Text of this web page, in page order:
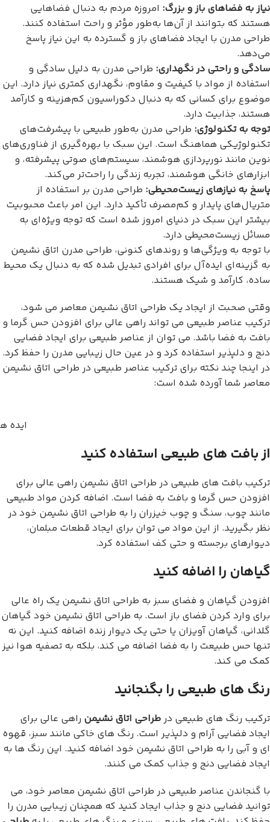
نیاز به فضاهای باز و بزرگ: امروزه مردم به دنبال فضاهایی
هستند که بتوانند از آن‌ها به‌طور مؤثر و راحت استفاده کنند.
طراحی مدرن با ایجاد فضاهای باز و گسترده به این نیاز پاسخ
می‌دهد.
سادگی و راحتی در نگهداری: طراحی مدرن به دلیل سادگی و
استفاده از مواد با کیفیت و مقاوم، نگهداری کمتری نیاز دارد. این
موضوع برای کسانی که به دنبال دکوراسیون کم‌هزینه و کارآمد
هستند، جذابیت دارد.
توجه به تکنولوژی: طراحی مدرن به‌طور طبیعی با پیشرفت‌های
تکنولوژیکی هماهنگ است. این سبک با بهره‌گیری از فناوری‌های
نوین مانند نورپردازی هوشمند، سیستم‌های صوتی پیشرفته، و
ابزارهای خانگی هوشمند، تجربه زندگی را راحت‌تر می‌کند.
پاسخ به نیازهای زیست‌محیطی: طراحی مدرن بر استفاده از
متریال‌های پایدار و کم‌مصرف تأکید دارد. این امر باعث محبوبیت
بیشتر این سبک در دنیای امروز شده است که توجه ویژه‌ای به
مسائل زیست‌محیطی دارد.
با توجه به ویژگی‌ها و روندهای کنونی، طراحی مدرن اتاق نشیمن
به گزینه‌ای ایده‌آل برای افرادی تبدیل شده که به دنبال یک محیط
ساده، کارآمد و شیک هستند.
وقتی صحبت از ایجاد یک طراحی اتاق نشیمن معاصر می شود،
ترکیب عناصر طبیعی می تواند راهی عالی برای افزودن حس گرما و
بافت به فضا باشد. می توان از عناصر طبیعی برای ایجاد فضایی
دنج و دلپذیر استفاده کرد و در عین حال زیبایی مدرن را حفظ کرد.
در اینجا چند نکته برای ترکیب عناصر طبیعی در طراحی اتاق نشیمن
معاصر شما آورده شده است:
ایده
از بافت های طبیعی استفاده کنید
ترکیب بافت های طبیعی در طراحی اتاق نشیمن راهی عالی برای
افزودن حس گرما و بافت به فضا است. اضافه کردن مواد طبیعی
مانند چوب، سنگ و چوب خیزران را به طراحی اتاق نشیمن خود در
نظر بگیرید. از این مواد می توان برای ایجاد قطعات مبلمان،
دیوارهای برجسته و حتی کف استفاده کرد.
گیاهان را اضافه کنید
افزودن گیاهان و فضای سبز به طراحی اتاق نشیمن یک راه عالی
برای وارد کردن فضای باز است. به طراحی اتاق نشیمن خود گیاهان
گلدانی، گیاهان آویزان یا حتی یک دیوار زنده اضافه کنید. این نه
تنها حس طبیعت را به فضا اضافه می کند، بلکه به تصفیه هوا نیز
کمک می کند.
رنگ های طبیعی را بگنجانید
ترکیب رنگ های طبیعی در طراحی اتاق نشیمن راهی عالی برای
ایجاد فضایی آرام و دلپذیر است. رنگ های خاکی مانند سبز، قهوه
ای و آبی را به طراحی اتاق نشیمن خود اضافه کنید. این رنگ ها به
ایجاد فضایی دنج و جذاب کمک می کنند.
با گنجاندن عناصر طبیعی در طراحی اتاق نشیمن معاصر خود، می
توانید فضایی دنج و جذاب ایجاد کنید که همچنان زیبایی مدرن را